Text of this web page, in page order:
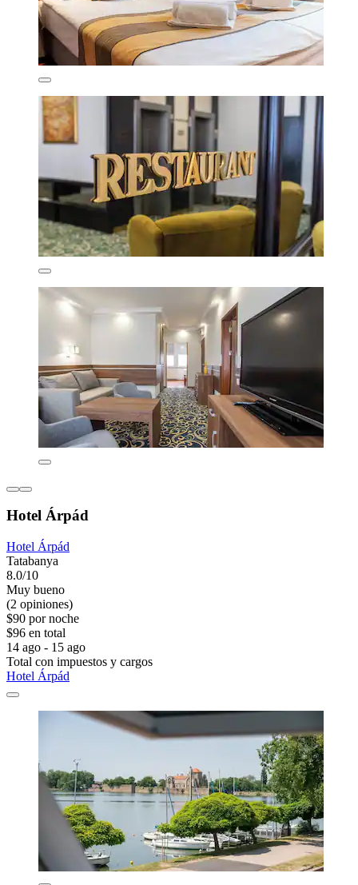
Hotel Árpád
Hotel Árpád
Tatabanya
8.0/10
Muy bueno
(2 opiniones)
$90 por noche
$96 en total
14 ago - 15 ago
Total con impuestos y cargos
Hotel Árpád